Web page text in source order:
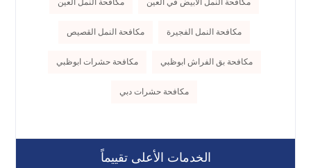
مكافحة النمل الأبيض في العين مكافحة النمل العين
مكافحة النمل الفجيرة مكافحة النمل القصيص
مكافحة بق الفراش ابوظبي مكافحة حشرات ابوظبي
مكافحة حشرات دبي
الخدمات الأعلى تقييماً